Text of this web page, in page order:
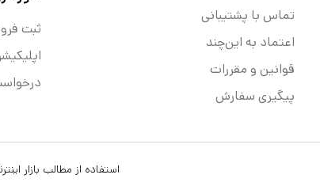
تماس با پشتیبانی
اعتماد به این‌چند
قوانین و مقررات
پیگیری سفارش
ثبت
استفاده از مطالب بازار